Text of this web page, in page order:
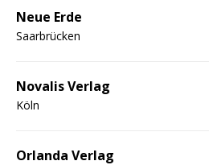
Neue Erde
Saarbrücken
Novalis Verlag
Köln
Orlanda Verlag